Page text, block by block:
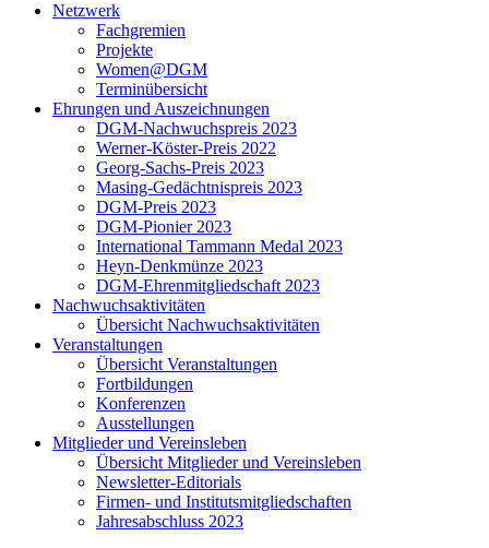
Netzwerk
Fachgremien
Projekte
Women@DGM
Terminübersicht
Ehrungen und Auszeichnungen
DGM-Nachwuchspreis 2023
Werner-Köster-Preis 2022
Georg-Sachs-Preis 2023
Masing-Gedächtnispreis 2023
DGM-Preis 2023
DGM-Pionier 2023
International Tammann Medal 2023
Heyn-Denkmünze 2023
DGM-Ehrenmitgliedschaft 2023
Nachwuchsaktivitäten
Übersicht Nachwuchsaktivitäten
Veranstaltungen
Übersicht Veranstaltungen
Fortbildungen
Konferenzen
Ausstellungen
Mitglieder und Vereinsleben
Übersicht Mitglieder und Vereinsleben
Newsletter-Editorials
Firmen- und Institutsmitgliedschaften
Jahresabschluss 2023